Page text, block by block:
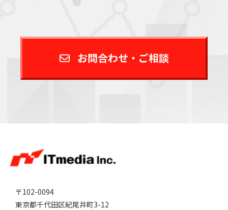
お問合わせ・ご相談
〒102-0094
東京都千代田区紀尾井町3-12